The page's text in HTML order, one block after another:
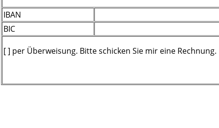
IBAN
BIC
[ ] per Überweisung. Bitte schicken Sie mir eine Rechnung.